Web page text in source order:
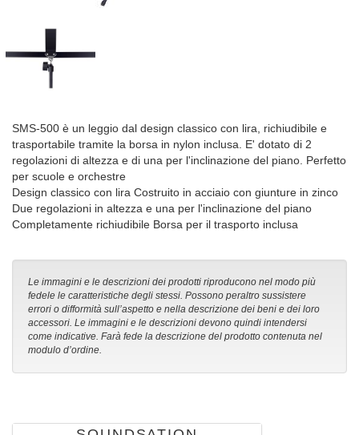
SMS-500 è un leggio dal design classico con lira, richiudibile e
trasportabile tramite la borsa in nylon inclusa. E' dotato di 2
regolazioni di altezza e di una per l'inclinazione del piano. Perfetto
per scuole e orchestre
Design classico con lira Costruito in acciaio con giunture in zinco
Due regolazioni in altezza e una per l'inclinazione del piano
Completamente richiudibile Borsa per il trasporto inclusa
Le immagini e le descrizioni dei prodotti riproducono nel modo più
fedele le caratteristiche degli stessi. Possono peraltro sussistere
errori o difformità sull’aspetto e nella descrizione dei beni e dei loro
accessori. Le immagini e le descrizioni devono quindi intendersi
come indicative. Farà fede la descrizione del prodotto contenuta nel
modulo d’ordine.